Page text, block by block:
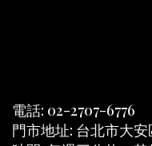
電話: 02-2707-6776
門市地址: 台北市大